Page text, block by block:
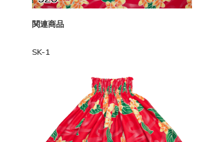
関連商品
SK-1